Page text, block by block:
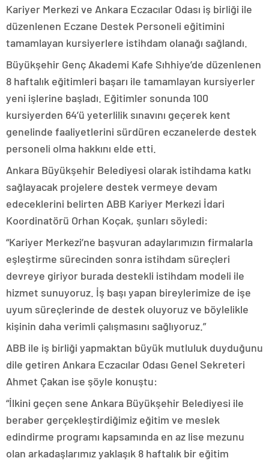
Kariyer Merkezi ve Ankara Eczacılar Odası iş birliği ile
düzenlenen Eczane Destek Personeli eğitimini
tamamlayan kursiyerlere istihdam olanağı sağlandı.
Büyükşehir Genç Akademi Kafe Sıhhiye’de düzenlenen
8 haftalık eğitimleri başarı ile tamamlayan kursiyerler
yeni işlerine başladı. Eğitimler sonunda 100
kursiyerden 64’ü yeterlilik sınavını geçerek kent
genelinde faaliyetlerini sürdüren eczanelerde destek
personeli olma hakkını elde etti.
Ankara Büyükşehir Belediyesi olarak istihdama katkı
sağlayacak projelere destek vermeye devam
edeceklerini belirten ABB Kariyer Merkezi İdari
Koordinatörü Orhan Koçak, şunları söyledi:
“Kariyer Merkezi’ne başvuran adaylarımızın firmalarla
eşleştirme sürecinden sonra istihdam süreçleri
devreye giriyor burada destekli istihdam modeli ile
hizmet sunuyoruz. İş başı yapan bireylerimize de işe
uyum süreçlerinde de destek oluyoruz ve böylelikle
kişinin daha verimli çalışmasını sağlıyoruz.”
ABB ile iş birliği yapmaktan büyük mutluluk duyduğunu
dile getiren Ankara Eczacılar Odası Genel Sekreteri
Ahmet Çakan ise şöyle konuştu:
“İlkini geçen sene Ankara Büyükşehir Belediyesi ile
beraber gerçekleştirdiğimiz eğitim ve meslek
edindirme programı kapsamında en az lise mezunu
olan arkadaşlarımız yaklaşık 8 haftalık bir eğitim